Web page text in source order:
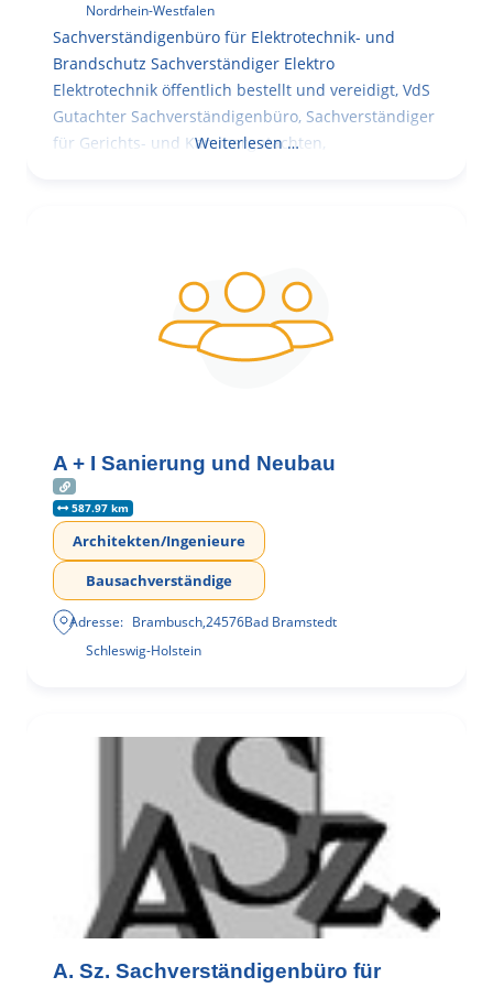
Nordrhein-Westfalen
Sachverständigenbüro für Elektrotechnik- und
Brandschutz Sachverständiger Elektro
Elektrotechnik öffentlich bestellt und vereidigt, VdS
Gutachter Sachverständigenbüro, Sachverständiger
für Gerichts- und Kammergutachten,
Weiterlesen …
A + I Sanierung und Neubau
587.97 km
Architekten/Ingenieure
Bausachverständige
Adresse: Brambusch,24576Bad Bramstedt
Schleswig-Holstein
A. Sz. Sachverständigenbüro für